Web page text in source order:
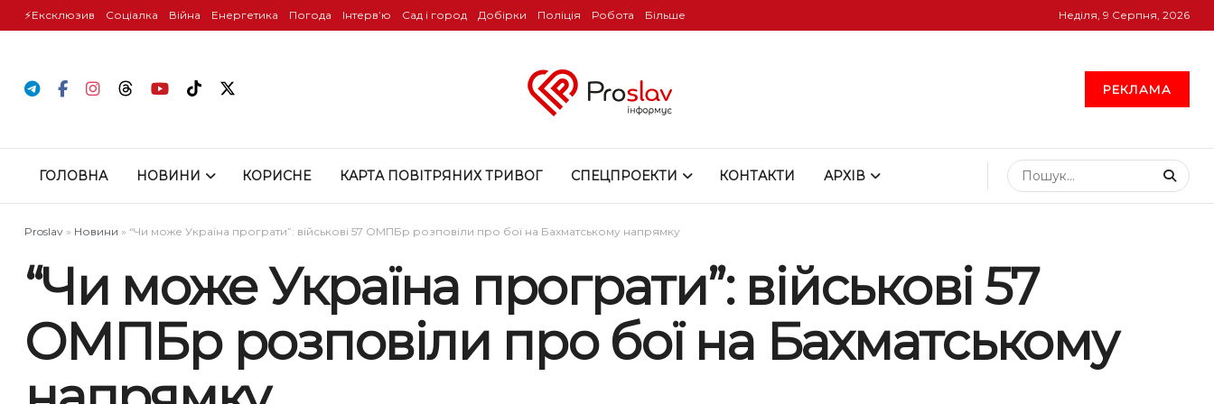
⚡️Ексклюзив Соціалка Війна Енергетика Погода Інтервʼю Сад і город Добірки Поліція Робота Більше Неділя, 9 Серпня, 2026
РЕКЛАМА
ГОЛОВНА НОВИНИ КОРИСНЕ КАРТА ПОВІТРЯНИХ ТРИВОГ СПЕЦПРОЕКТИ КОНТАКТИ АРХІВ
Proslav » Новини » “Чи може Україна програти”: військові 57 ОМПБр розповіли про бої на Бахматському напрямку
“Чи може Україна програти”: військові 57
ОМПБр розповіли про бої на Бахматському